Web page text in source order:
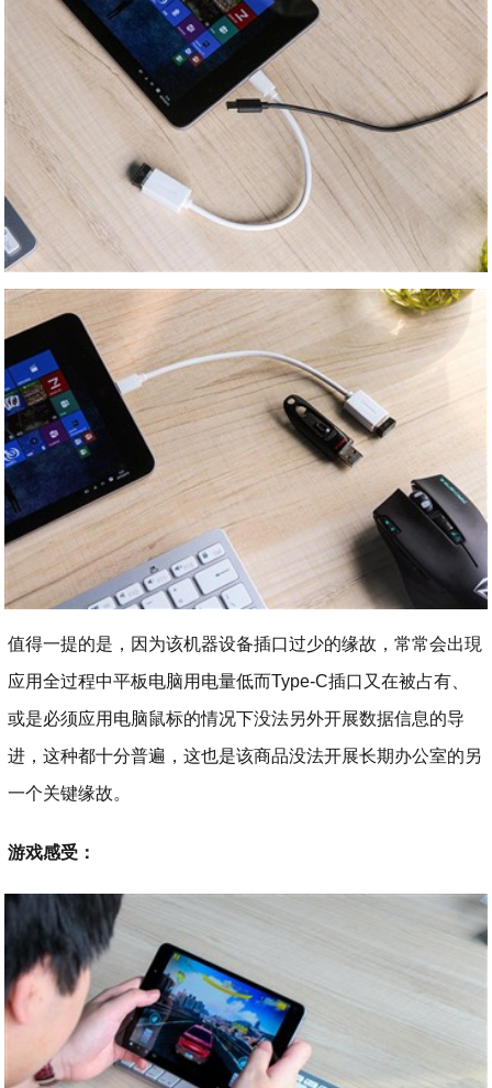
值得一提的是，因为该机器设备插口过少的缘故，常常会出現
应用全过程中平板电脑用电量低而Type-C插口又在被占有、
或是必须应用电脑鼠标的情况下没法另外开展数据信息的导
进，这种都十分普遍，这也是该商品没法开展长期办公室的另
一个关键缘故。
游戏感受：